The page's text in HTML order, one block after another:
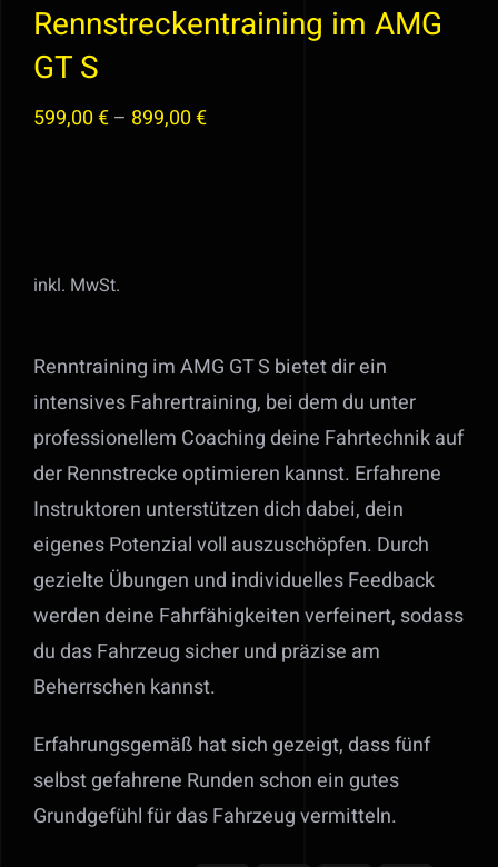
Rennstreckentraining im AMG
GT S
599,00€– 899,00€
inkl. MwSt.
Renntraining im AMG GT S bietet dir ein
intensives Fahrertraining, bei dem du unter
professionellem Coaching deine Fahrtechnik auf
der Rennstrecke optimieren kannst. Erfahrene
Instruktoren unterstützen dich dabei, dein
eigenes Potenzial voll auszuschöpfen. Durch
gezielte Übungen und individuelles Feedback
werden deine Fahrfähigkeiten verfeinert, sodass
du das Fahrzeug sicher und präzise am
Beherrschen kannst.
Erfahrungsgemäß hat sich gezeigt, dass fünf
selbst gefahrene Runden schon ein gutes
Grundgefühl für das Fahrzeug vermitteln.